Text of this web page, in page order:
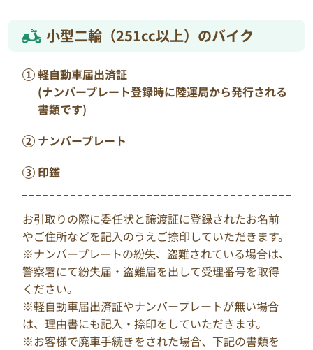
小型二輪（251cc以上）のバイク
軽自動車届出済証
(ナンバープレート登録時に陸運局から発行される
書類です)
ナンバープレート
印鑑
お引取りの際に委任状と譲渡証に登録されたお名前
やご住所などを記入のうえご捺印していただきます。
※ナンバープレートの紛失、盗難されている場合は、
警察署にて紛失届・盗難届を出して受理番号を取得
ください。
※軽自動車届出済証やナンバープレートが無い場合
は、理由書にも記入・捺印をしていただきます。
※お客様で廃車手続きをされた場合、下記の書類を